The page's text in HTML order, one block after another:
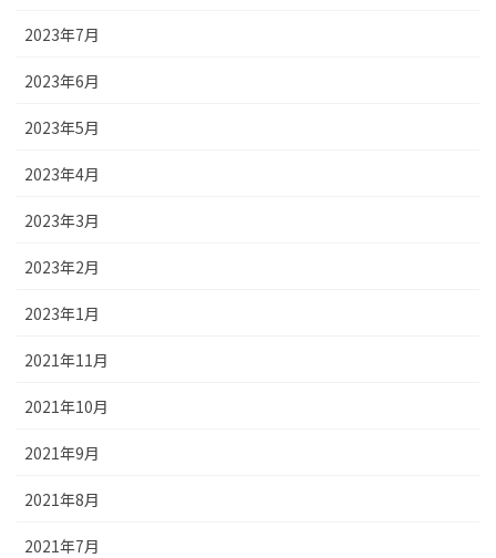
2023年7月
2023年6月
2023年5月
2023年4月
2023年3月
2023年2月
2023年1月
2021年11月
2021年10月
2021年9月
2021年8月
2021年7月